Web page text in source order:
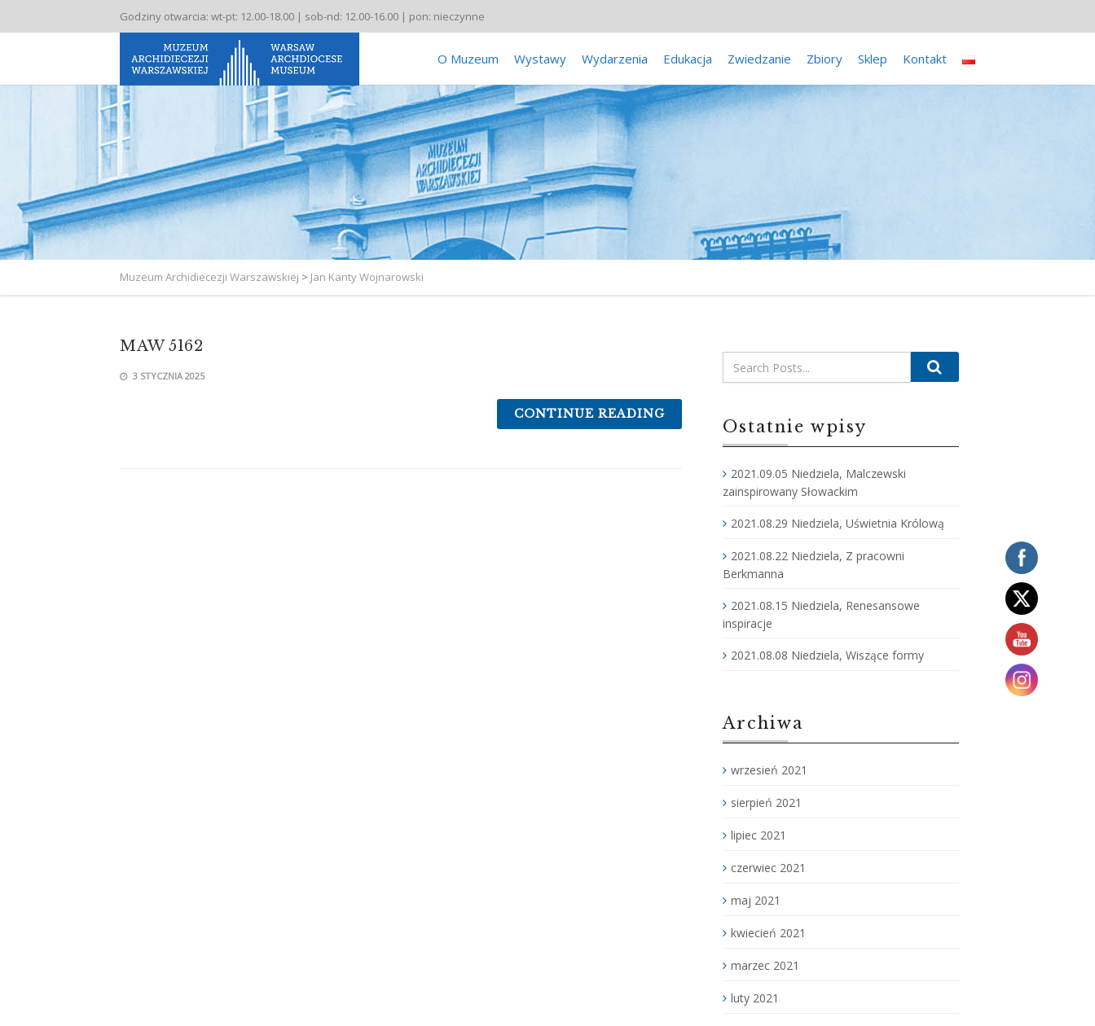
Godziny otwarcia: wt-pt: 12.00-18.00 | sob-nd: 12.00-16.00 | pon: nieczynne
O Muzeum Wystawy Wydarzenia Edukacja Zwiedzanie Zbiory Sklep Kontakt
Muzeum Archidiecezji Warszawskiej > Jan Kanty Wojnarowski
MAW 5162
3 STYCZNIA 2025
CONTINUE READING
Ostatnie wpisy
2021.09.05 Niedziela, Malczewski
zainspirowany Słowackim
2021.08.29 Niedziela, Uświetnia Królową
2021.08.22 Niedziela, Z pracowni
Berkmanna
2021.08.15 Niedziela, Renesansowe
inspiracje
2021.08.08 Niedziela, Wiszące formy
Archiwa
wrzesień 2021
sierpień 2021
lipiec 2021
czerwiec 2021
maj 2021
kwiecień 2021
marzec 2021
luty 2021